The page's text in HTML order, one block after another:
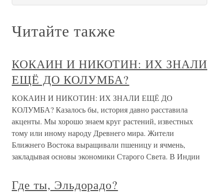
Читайте также
КОКАИН И НИКОТИН: ИХ ЗНАЛИ
ЕЩЁ ДО КОЛУМБА?
КОКАИН И НИКОТИН: ИХ ЗНАЛИ ЕЩЁ ДО
КОЛУМБА? Казалось бы, история давно расставила
акценты. Мы хорошо знаем круг растений, известных
тому или иному народу Древнего мира. Жители
Ближнего Востока выращивали пшеницу и ячмень,
закладывая основы экономики Старого Света. В Индии
Где ты, Эльдорадо?